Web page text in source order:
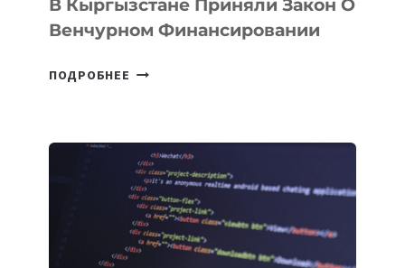
В Кыргызстане Приняли Закон О
Венчурном Финансировании
ПОДРОБНЕЕ
О
ВЕНЧУРНОМ
ФИНАНСИРОВАНИИ